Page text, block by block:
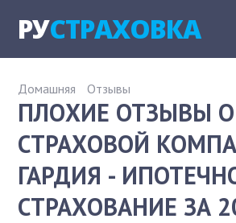
РУСТРАХОВКА
Домашняя Отзывы
ПЛОХИЕ ОТЗЫВЫ О
СТРАХОВОЙ
ГАРДИЯ -
СТРАХОВАНИЕ ЗА